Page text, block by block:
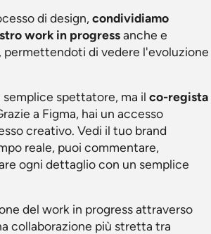
di design, condividiamo
work in progressanche e
di vedere l'evoluzione
semplice spettatore, ma il co-regista
a Figma, hai un accesso
creativo. Vedi il tuo brand
reale, puoi commentare,
ogni dettaglio con un semplice
del work in progress attraverso
collaborazione più stretta tra